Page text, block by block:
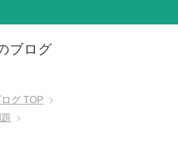
ブログ
グ TOP